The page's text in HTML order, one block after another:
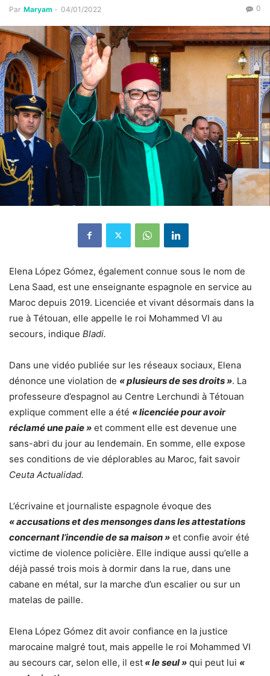
Par Maryam - 04/01/2022 0
Elena López Gómez, également connue sous le nom de
Lena Saad, est une enseignante espagnole en service au
Maroc depuis 2019. Licenciée et vivant désormais dans la
rue à Tétouan, elle appelle le roi Mohammed VI au
secours, indique Bladi.
Dans une vidéo publiée sur les réseaux sociaux, Elena
dénonce une violation de « plusieurs de ses droits ». La
professeure d’espagnol au Centre Lerchundi à Tétouan
explique comment elle a été « licenciée pour avoir
réclamé une paie » et comment elle est devenue une
sans-abri du jour au lendemain. En somme, elle expose
ses conditions de vie déplorables au Maroc, fait savoir
Ceuta Actualidad.
L’écrivaine et journaliste espagnole évoque des
« accusations et des mensonges dans les attestations
concernant l’incendie de sa maison » et confie avoir été
victime de violence policière. Elle indique aussi qu’elle a
déjà passé trois mois à dormir dans la rue, dans une
cabane en métal, sur la marche d’un escalier ou sur un
matelas de paille.
Elena López Gómez dit avoir confiance en la justice
marocaine malgré tout, mais appelle le roi Mohammed VI
au secours car, selon elle, il est « le seul » qui peut lui «